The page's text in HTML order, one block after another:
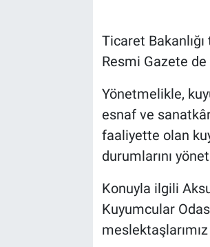
Ticaret
Resmi Gazete
Yönetmelikle,
esnaf ve
faaliyette olan
durumlarını
Konuyla ilgili
Kuyumcular